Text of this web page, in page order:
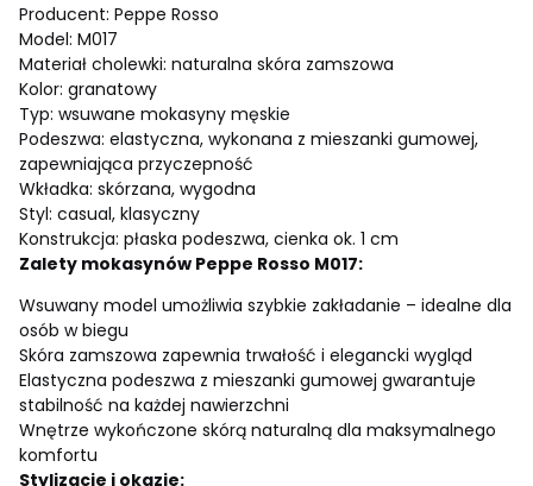
Producent: Peppe Rosso
Model: M017
Materiał cholewki: naturalna skóra zamszowa
Kolor: granatowy
Typ: wsuwane mokasyny męskie
Podeszwa: elastyczna, wykonana z mieszanki gumowej,
zapewniająca przyczepność
Wkładka: skórzana, wygodna
Styl: casual, klasyczny
Konstrukcja: płaska podeszwa, cienka ok. 1 cm
Zalety mokasynów Peppe Rosso M017:
Wsuwany model umożliwia szybkie zakładanie – idealne dla
osób w biegu
Skóra zamszowa zapewnia trwałość i elegancki wygląd
Elastyczna podeszwa z mieszanki gumowej gwarantuje
stabilność na każdej nawierzchni
Wnętrze wykończone skórą naturalną dla maksymalnego
komfortu
Stylizacje i okazje: